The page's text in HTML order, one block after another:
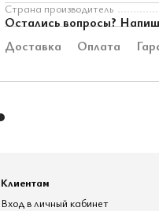
Страна производитель
Остались вопросы?
Доставка
Оплата
Клиентам
Вход в личный кабинет